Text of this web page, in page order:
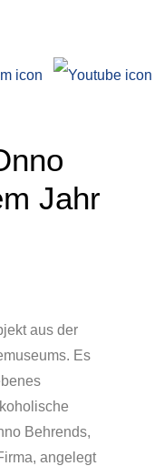
Jahr
aus der
Es
Behrends,
angelegt